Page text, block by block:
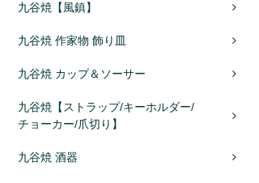
九谷焼【風鎮】
九谷焼 作家物 飾り皿
九谷焼 カップ＆ソーサー
九谷焼【ストラップ/キーホルダー/
チョーカー/爪切り】
九谷焼 酒器